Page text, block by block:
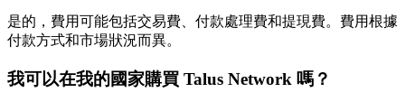
是的，費用可能包括交易費、付款處理費和提現費。費用根據
付款方式和市場狀況而異。
我可以在我的國家購買 Talus Network 嗎？